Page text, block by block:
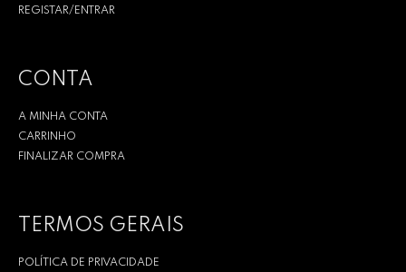
REGISTAR/ENTRAR
CONTA
A MINHA CONTA
CARRINHO
FINALIZAR COMPRA
TERMOS GERAIS
POLÍTICA DE PRIVACIDADE